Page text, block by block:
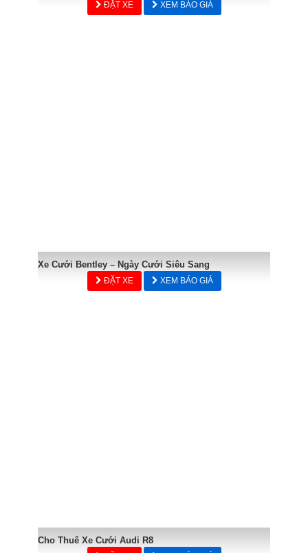
ĐẶT XE XEM BÁO GIÁ
Xe Cưới Bentley – Ngày Cưới Siêu Sang
ĐẶT XE XEM BÁO GIÁ
Cho Thuê Xe Cưới Audi R8